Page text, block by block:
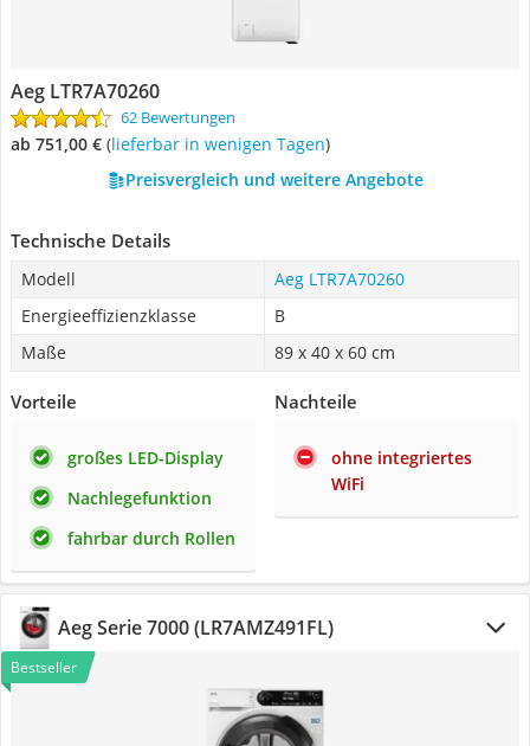
Aeg LTR7A70260
62 Bewertungen
ab 751,00 € ( Lieferbar in wenigen Tagen)
Preisvergleich und weitere Angebote
Technische Details
Modell
Aeg LTR7A70260
Energieeffizienzklasse
B
Maße
89 x 40 x 60 cm
Vorteile
großes LED-Display
Nachlegefunktion
fahrbar durch Rollen
Nachteile
ohne integriertes
WiFi
Aeg Serie 7000 (LR7AMZ491FL)
Bestseller